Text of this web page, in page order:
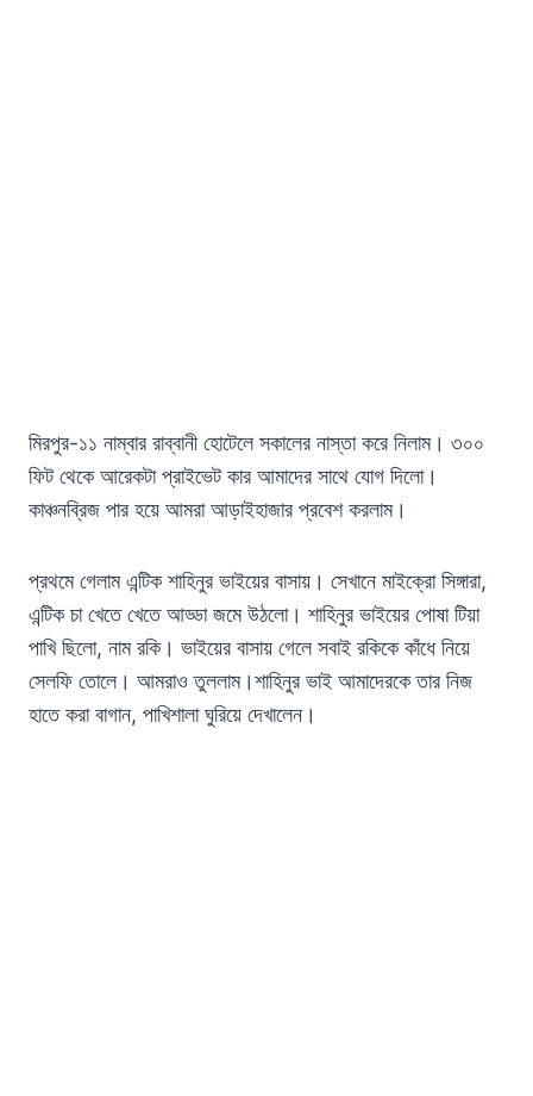
মিরপুর-১১ নাম্বার রাব্বানী হোটেলে সকালের নাস্তা করে নিলাম। ৩০০
ফিট থেকে আরেকটা প্রাইভেট কার আমাদের সাথে যোগ দিলো।
কাঞ্চনব্রিজ পার হয়ে আমরা আড়াইহাজার প্রবেশ করলাম।
প্রথমে গেলাম এন্টিক শাহিনুর ভাইয়ের বাসায়। সেখানে মাইক্রো সিঙ্গারা,
এন্টিক চা খেতে খেতে আড্ডা জমে উঠলো। শাহিনুর ভাইয়ের পোষা টিয়া
পাখি ছিলো, নাম রকি। ভাইয়ের বাসায় গেলে সবাই রকিকে কাঁধে নিয়ে
সেলফি তোলে। আমরাও তুললাম।শাহিনুর ভাই আমাদেরকে তার নিজ
হাতে করা বাগান, পাখিশালা ঘুরিয়ে দেখালেন।